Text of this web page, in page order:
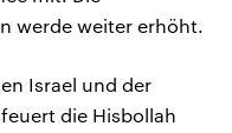
werde weiter erhöht.
Israel und der
die Hisbollah